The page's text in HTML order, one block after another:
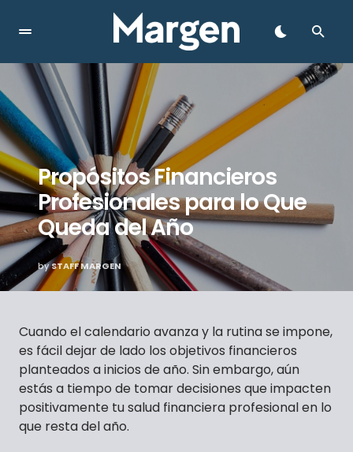
Propósitos Financieros
Profesionales para lo Que
Queda del Año
bySTAFF MARGEN
Cuando el calendario avanza y la rutina se impone,
es fácil dejar de lado los objetivos financieros
planteados a inicios de año. Sin embargo, aún
estás a tiempo de tomar decisiones que impacten
positivamente tu salud financiera profesional en lo
que resta del año.